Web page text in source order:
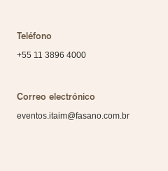
Teléfono
+55 11 3896 4000
Correo electrónico
eventos.itaim@fasano.com.br